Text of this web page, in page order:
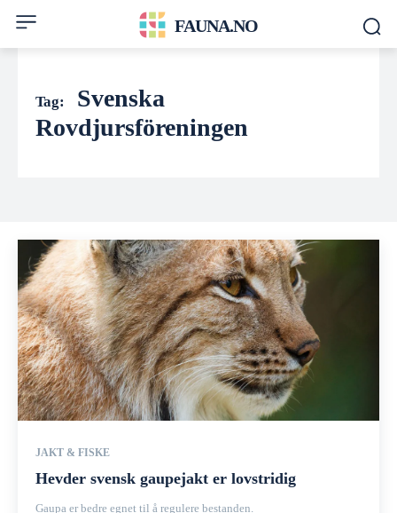
FAUNA.NO
Tag:
Svenska
Rovdjursföreningen
JAKT & FISKE
Hevder svensk gaupejakt er lovstridig
Gaupa er bedre egnet til å regulere bestanden.